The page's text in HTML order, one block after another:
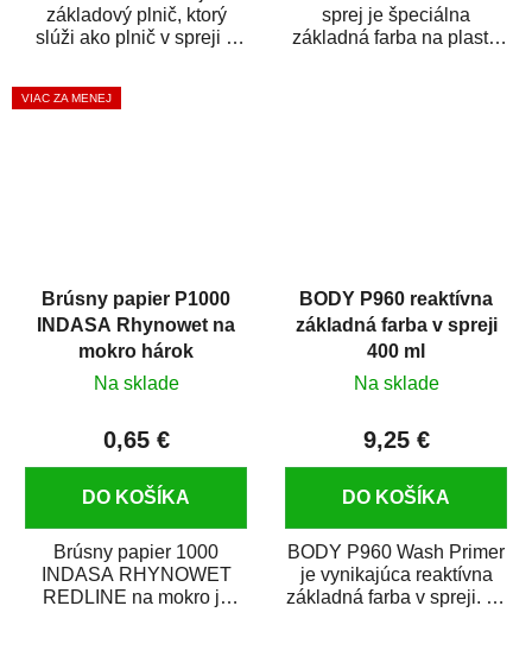
základový plnič, ktorý
slúži ako plnič v spreji a
zároveň. HB BODY...
sprej je špeciálna
základná farba na plasty,
VIAC ZA MENEJ
Brúsny papier P1000
INDASA Rhynowet na
mokro hárok
Na sklade
0,65 €
DO KOŠÍKA
Brúsny papier 1000
INDASA RHYNOWET
REDLINE na mokro je
BODY P960 reaktívna
základná farba v spreji
400 ml
Na sklade
9,25 €
DO KOŠÍKA
BODY P960 Wash Primer
je vynikajúca reaktívna
základná farba v spreji. Je